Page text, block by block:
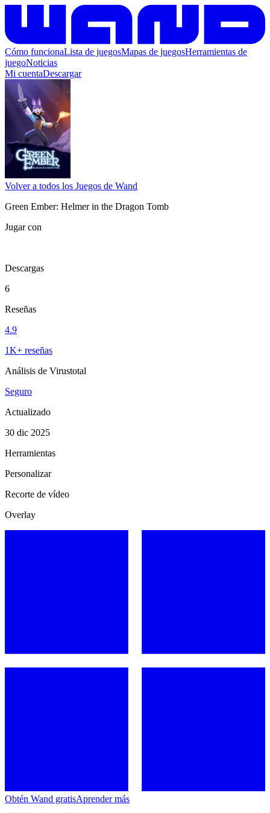
Cómo funcionaLista de juegosMapas de juegosHerramientas de
juegoNoticias
Mi cuentaDescargar
Volver a todos los Juegos de Wand
Green Ember: Helmer in the Dragon Tomb
Jugar con
Descargas
6
Reseñas
4.9
1K+ reseñas
Análisis de Virustotal
Seguro
Actualizado
30 dic 2025
Herramientas
Personalizar
Recorte de vídeo
Overlay
Obtén Wand gratisAprender más